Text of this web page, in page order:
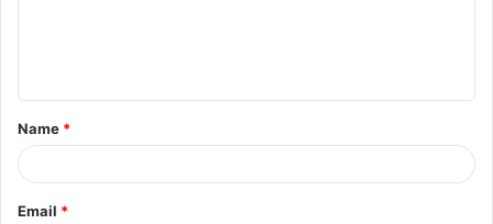
t
*
Name *
Email *